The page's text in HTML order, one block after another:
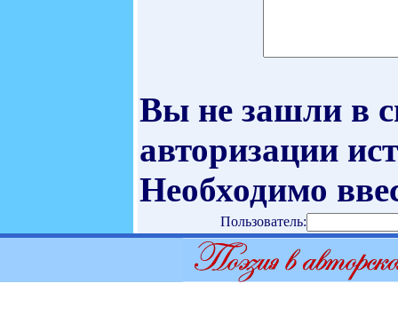
Вы не зашли в
авторизации
Необходимо
Пользователь: